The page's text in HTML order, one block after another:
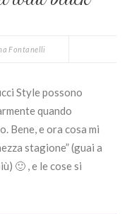
Fontanelli
Style possono
quando
Bene, e ora cosa mi
stagione” (guai a
🙂 , e le cose si